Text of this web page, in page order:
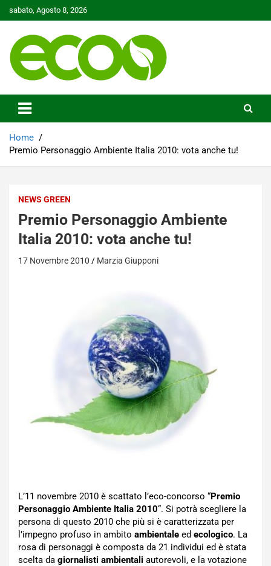
to
sabato, Agosto 8, 2026
Ecoo.it
Home
Premio Personaggio Ambiente Italia 2010: vota anche tu!
NEWS GREEN
Premio Personaggio Ambiente
Italia 2010: vota anche tu!
17 Novembre 2010 Marzia Giupponi
L’11 novembre 2010 è scattato l’eco-concorso “Premio
Personaggio Ambiente Italia 2010“. Si potrà scegliere la
persona di questo 2010 che più si è caratterizzata per
l’impegno profuso in ambito ambientale ed ecologico. La
rosa di personaggi è composta da 21 individui ed è stata
scelta da giornalisti ambientali autorevoli, e la votazione